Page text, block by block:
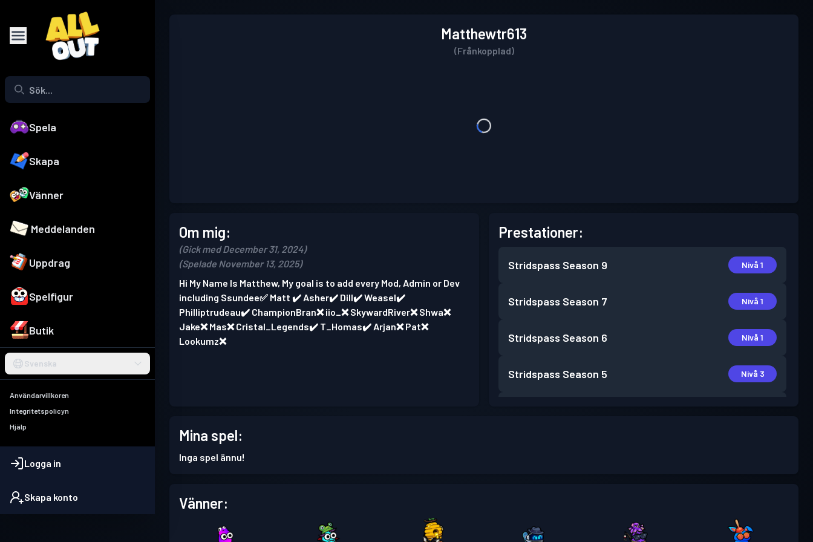
Spela
Skapa
Vänner
Meddelanden
Uppdrag
Spelfigur
Butik
Svenska
Användarvillkoren
Integritetspolicyn
Hjälp
Logga in
Skapa konto
Matthewtr613
(Frånkopplad)
Om mig:
(Gick med December 31, 2024)
(Spelade November 13, 2025)
Hi My Name Is Matthew, My goal is to add every Mod, Admin or Dev
including Ssundee✅ Matt ✔️ Asher✔️ Dill✔️ Weasel✔️
Philliptrudeau✔️ ChampionBran❌ iio_❌ SkywardRiver❌ Shwa❌
Jake❌ Mas❌ Cristal_Legends✔️ T_Homas✔️ Arjan❌ Pat❌
Lookumz❌
Prestationer:
Stridspass Season 9 Nivå 1
Stridspass Season 7 Nivå 1
Stridspass Season 6 Nivå 1
Stridspass Season 5 Nivå 3
Mina spel:
Inga spel ännu!
Vänner: